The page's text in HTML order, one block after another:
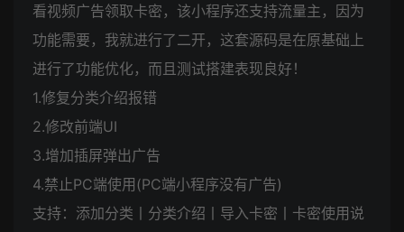
看视频广告领取卡密，该小程序还支持流量主，因为
功能需要，我就进行了二开，这套源码是在原基础上
进行了功能优化，而且测试搭建表现良好！
1.修复分类介绍报错
2.修改前端UI
3.增加插屏弹出广告
4.禁止PC端使用(PC端小程序没有广告)
支持：添加分类丨分类介绍丨导入卡密丨卡密使用说